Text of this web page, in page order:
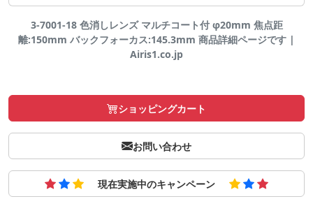
3-7001-18 色消しレンズ マルチコート付 φ20mm 焦点距
離:150mm バックフォーカス:145.3mm 商品詳細ページです |
Airis1.co.jp
ショッピングカート
お問い合わせ
現在実施中のキャンペーン